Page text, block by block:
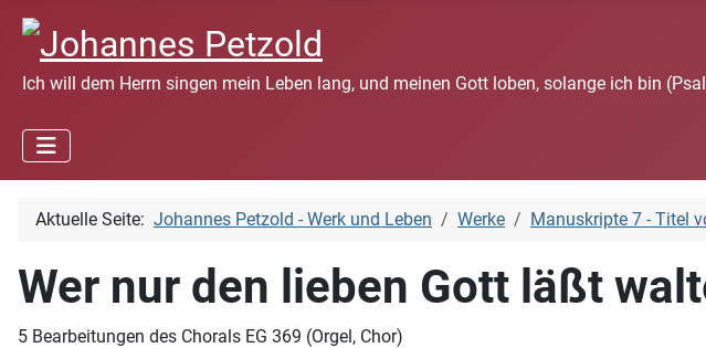
Ich will dem Herrn singen mein Leben lang, und meinen Gott loben, solange ich bin
Aktuelle Seite: Johannes Petzold - Werk und Leben Werke Manuskripte 7 - Titel
Wer nur den lieben Gott läßt
5 Bearbeitungen des Chorals EG 369 (Orgel, Chor)